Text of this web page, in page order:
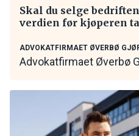
Skal du selge
verdien før kjøperen
ADVOKATFIRMAET ØVERBØ
Advokatfirmaet Øverbø